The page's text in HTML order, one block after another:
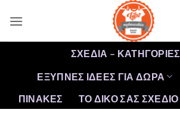
στο
ΣΧΕΔΙΑ – ΚΑΤΗΓΟΡΙΕΣ
ΕΞΥΠΝΕΣ ΙΔΕΕΣ ΓΙΑ ΔΩΡΑ
ΠΙΝΑΚΕΣ
ΤΟ ΔΙΚΟ ΣΑΣ ΣΧΕΔΙΟ